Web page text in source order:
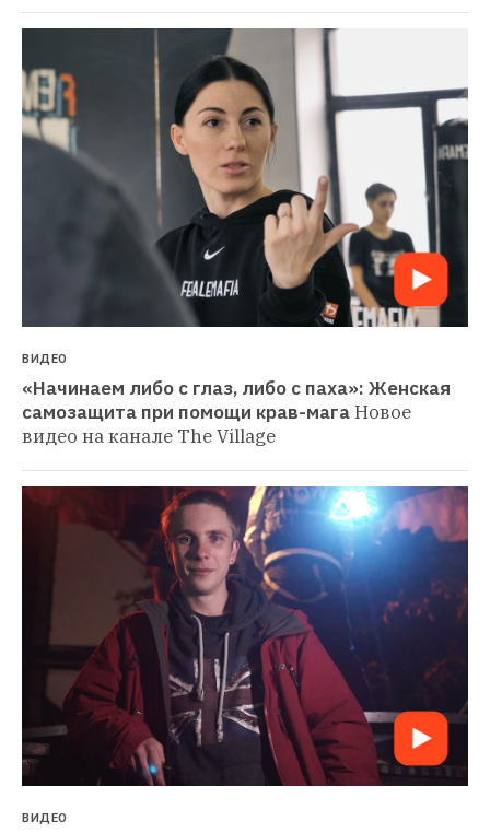
ВИДЕО
«Начинаем либо с глаз, либо с паха»: Женская
самозащита при помощи крав-магаНовое
видео на канале The Village
ВИДЕО